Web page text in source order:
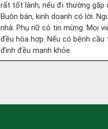
rất tốt lành, nếu đi thường gặp
Buôn bán, kinh doanh có lời.
nhà. Phụ nữ có tin mừng. Mọi
đều hòa hợp. Nếu có bệnh cầu
đình đều mạnh khỏe.